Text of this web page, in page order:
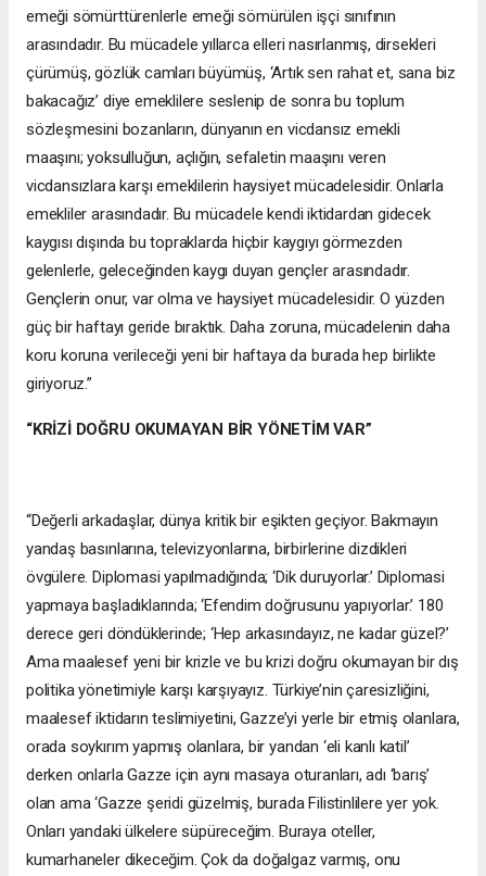
emeği sömürttürenlerle emeği sömürülen işçi sınıfının
arasındadır. Bu mücadele yıllarca elleri nasırlanmış, dirsekleri
çürümüş, gözlük camları büyümüş, ‘Artık sen rahat et, sana biz
bakacağız’ diye emeklilere seslenip de sonra bu toplum
sözleşmesini bozanların, dünyanın en vicdansız emekli
maaşını; yoksulluğun, açlığın, sefaletin maaşını veren
vicdansızlara karşı emeklilerin haysiyet mücadelesidir. Onlarla
emekliler arasındadır. Bu mücadele kendi iktidardan gidecek
kaygısı dışında bu topraklarda hiçbir kaygıyı görmezden
gelenlerle, geleceğinden kaygı duyan gençler arasındadır.
Gençlerin onur, var olma ve haysiyet mücadelesidir. O yüzden
güç bir haftayı geride bıraktık. Daha zoruna, mücadelenin daha
koru koruna verileceği yeni bir haftaya da burada hep birlikte
giriyoruz.”
“KRİZİ DOĞRU OKUMAYAN BİR YÖNETİM VAR”
“Değerli arkadaşlar, dünya kritik bir eşikten geçiyor. Bakmayın
yandaş basınlarına, televizyonlarına, birbirlerine dizdikleri
övgülere. Diplomasi yapılmadığında; ‘Dik duruyorlar.’ Diplomasi
yapmaya başladıklarında; ‘Efendim doğrusunu yapıyorlar.’ 180
derece geri döndüklerinde; ‘Hep arkasındayız, ne kadar güzel?’
Ama maalesef yeni bir krizle ve bu krizi doğru okumayan bir dış
politika yönetimiyle karşı karşıyayız. Türkiye’nin çaresizliğini,
maalesef iktidarın teslimiyetini, Gazze’yi yerle bir etmiş olanlara,
orada soykırım yapmış olanlara, bir yandan ‘eli kanlı katil’
derken onlarla Gazze için aynı masaya oturanları, adı ‘barış’
olan ama ‘Gazze şeridi güzelmiş, burada Filistinlilere yer yok.
Onları yandaki ülkelere süpüreceğim. Buraya oteller,
kumarhaneler dikeceğim. Çok da doğalgaz varmış, onu